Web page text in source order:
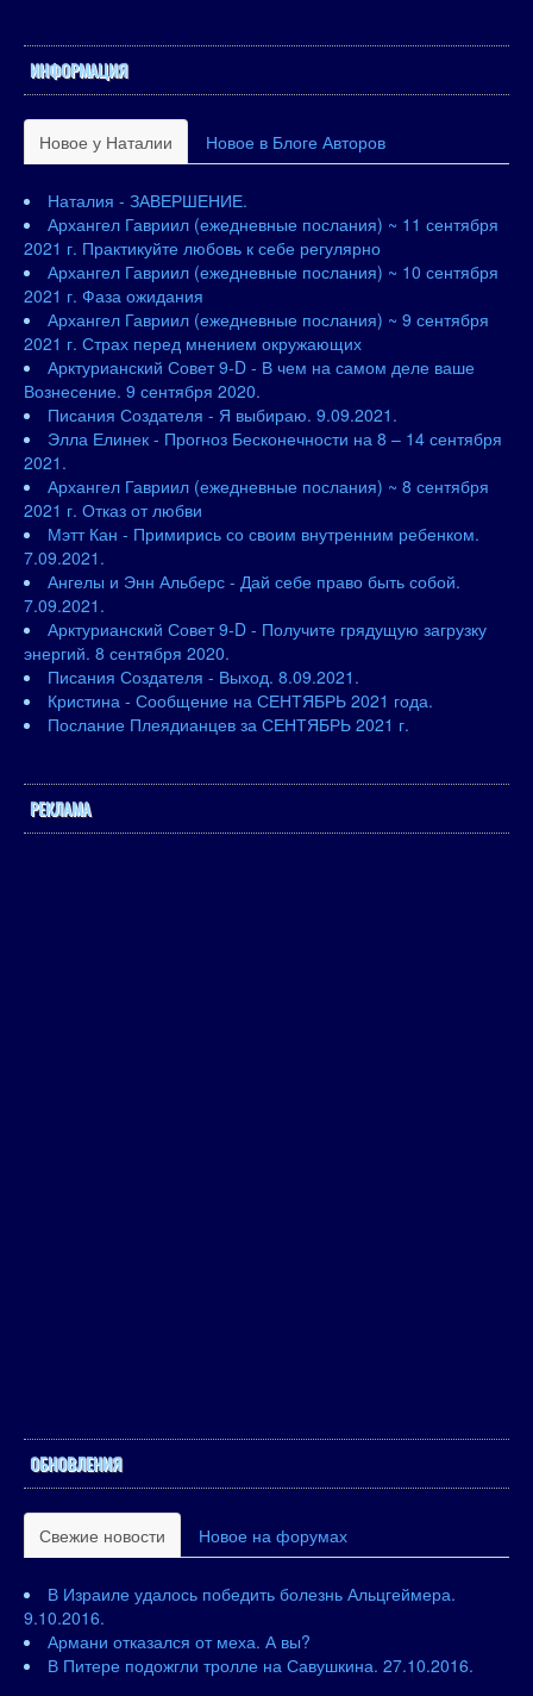
ИНФОРМАЦИЯ
Новое у Наталии Новое в Блоге Авторов
Наталия - ЗАВЕРШЕНИЕ.
Архангел Гавриил (ежедневные послания) ~ 11 сентября
2021 г. Практикуйте любовь к себе регулярно
Архангел Гавриил (ежедневные послания) ~ 10 сентября
2021 г. Фаза ожидания
Архангел Гавриил (ежедневные послания) ~ 9 сентября
2021 г. Страх перед мнением окружающих
Арктурианский Совет 9-D - В чем на самом деле ваше
Вознесение. 9 сентября 2020.
Писания Создателя - Я выбираю. 9.09.2021.
Элла Елинек - Прогноз Бесконечности на 8 – 14 сентября
2021.
Архангел Гавриил (ежедневные послания) ~ 8 сентября
2021 г. Отказ от любви
Мэтт Кан - Примирись со своим внутренним ребенком.
7.09.2021.
Ангелы и Энн Альберс - Дай себе право быть собой.
7.09.2021.
Арктурианский Совет 9-D - Получите грядущую загрузку
энергий. 8 сентября 2020.
Писания Создателя - Выход. 8.09.2021.
Кристина - Сообщение на СЕНТЯБРЬ 2021 года.
Послание Плеядианцев за СЕНТЯБРЬ 2021 г.
РЕКЛАМА
ОБНОВЛЕНИЯ
Свежие новости Новое на форумах
В Израиле удалось победить болезнь Альцгеймера.
9.10.2016.
Армани отказался от меха. А вы?
В Питере подожгли тролле на Савушкина. 27.10.2016.